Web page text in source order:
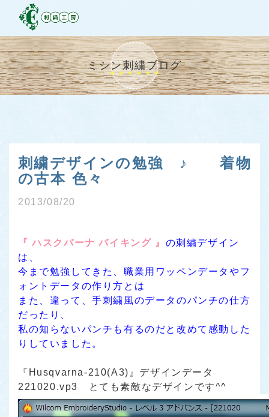
ミシン刺繍ブログ
刺繍デザインの勉強 ♪ 着物
の古本 色々
2013/08/20
『 ハスクバーナ バイキング 』 の刺繍デザイン
は、
今まで勉強してきた、職業用ワッペンデータやフ
ォントデータの作り方とは
また、違って、手刺繍風のデータのパンチの仕方
だったり、
私の知らないパンチも有るのだと改めて感動した
りしていました。
『Husqvarna-210(A3)』デザインデータ
221020.vp3
とても素敵なデザインです^^